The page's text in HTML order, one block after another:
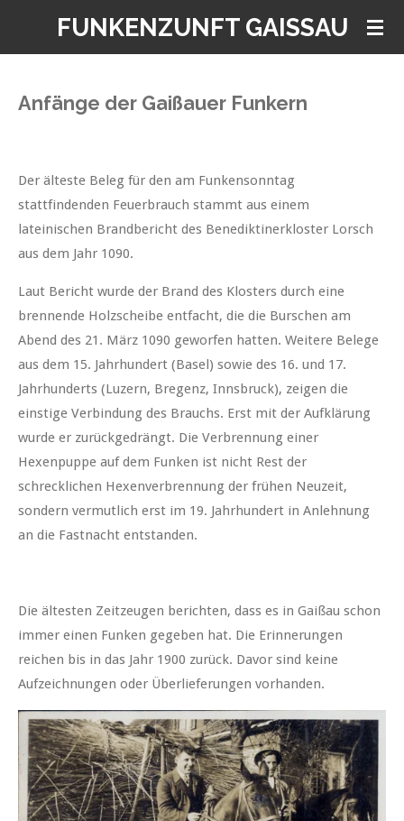
FUNKENZUNFT GAISSAU
Anfänge der Gaißauer Funkern
Der älteste Beleg für den am Funkensonntag
stattfindenden Feuerbrauch stammt aus einem
lateinischen Brandbericht des Benediktinerkloster Lorsch
aus dem Jahr 1090.
Laut Bericht wurde der Brand des Klosters durch eine
brennende Holzscheibe entfacht, die die Burschen am
Abend des 21. März 1090 geworfen hatten. Weitere Belege
aus dem 15. Jahrhundert (Basel) sowie des 16. und 17.
Jahrhunderts (Luzern, Bregenz, Innsbruck), zeigen die
einstige Verbindung des Brauchs. Erst mit der Aufklärung
wurde er zurückgedrängt. Die Verbrennung einer
Hexenpuppe auf dem Funken ist nicht Rest der
schrecklichen Hexenverbrennung der frühen Neuzeit,
sondern vermutlich erst im 19. Jahrhundert in Anlehnung
an die Fastnacht entstanden.
Die ältesten Zeitzeugen berichten, dass es in Gaißau schon
immer einen Funken gegeben hat. Die Erinnerungen
reichen bis in das Jahr 1900 zurück. Davor sind keine
Aufzeichnungen oder Überlieferungen vorhanden.